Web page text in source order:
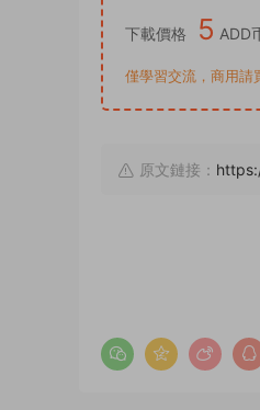
下載價格 5 ADD
僅學習交流，商用
原文鏈接：